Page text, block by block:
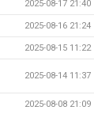
2025-08-17 21:40
2025-08-16 21:24
2025-08-15 11:22
2025-08-14 11:37
2025-08-08 21:09